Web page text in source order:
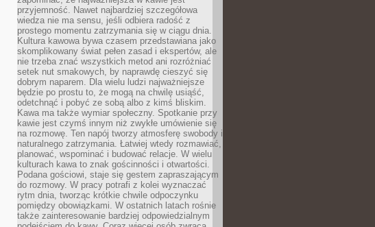
przyjemność. Nawet najbardziej szczegółowa
wiedza nie ma sensu, jeśli odbiera radość z
prostego momentu zatrzymania się w ciągu dnia.
Kultura kawowa bywa czasem przedstawiana jako
skomplikowany świat pełen zasad i ekspertów, ale
nie trzeba znać wszystkich metod ani rozróżniać
setek nut smakowych, by naprawdę cieszyć się
dobrym naparem. Dla wielu ludzi najważniejsze
będzie po prostu to, że mogą na chwilę usiąść,
odetchnąć i pobyć ze sobą albo z kimś bliskim.
Kawa ma także wymiar społeczny. Spotkanie przy
kawie jest czymś innym niż zwykłe umówienie się
na rozmowę. Ten napój tworzy atmosferę swobody i
naturalnego zatrzymania. Łatwiej wtedy rozmawiać,
planować, wspominać i budować relacje. W wielu
kulturach kawa to znak gościnności i otwartości.
Podana gościowi, staje się gestem zapraszającym
do rozmowy. W pracy potrafi z kolei wyznaczać
rytm dnia, tworząc krótkie chwile odpoczynku
pomiędzy obowiązkami. W ostatnich latach rośnie
także zainteresowanie bardziej odpowiedzialnym